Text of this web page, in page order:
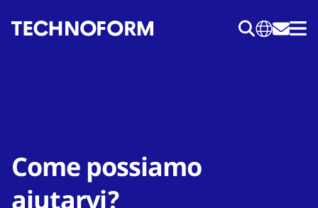
Come possiamo
aiutarvi?